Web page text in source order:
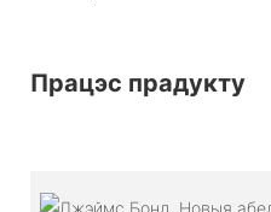
Працэс прадукту